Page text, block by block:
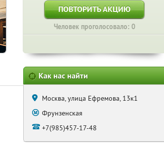
ПОВТОРИТЬ АКЦИЮ
Человек проголосовало: 0
Как нас найти
Москва, улица Ефремова, 13к1
Фрунзенская
+7(985)457-17-48